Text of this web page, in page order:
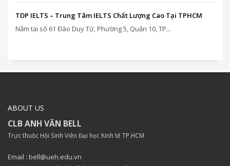
TDP IELTS – Trung Tâm IELTS Chất Lượng Cao Tại TPHCM
Nằm tại số 61 Đào Duy Từ, Phường 5, Quận 10, TP...
ABOUT US
CLB ANH VĂN BELL
Trực thuộc Hội Sinh Viên Đại học Kinh tế TP.HCM
Email : bell@ueh.edu.vn